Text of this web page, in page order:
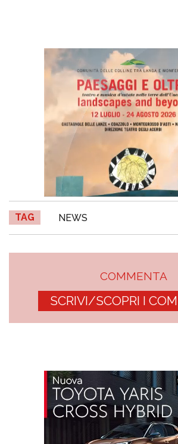
TAG NEWS
COMMENTA
SCRIVI/SCOPRI I